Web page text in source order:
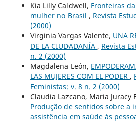
Kia Lilly Caldwell, Fronteiras
mulher no Brasil , Revista
(2000)
Virginia Vargas Valente, UNA
DE LA CIUDADANÍA , Revista
n. 2 (2000)
Magdalena León,
LAS MUJERES COM EL PODER ,
Feministas: v. 8 n. 2 (2000)
Claudia Lazcano, Maria Juracy
Produção de sentidos sobre a
assistência em saúde às